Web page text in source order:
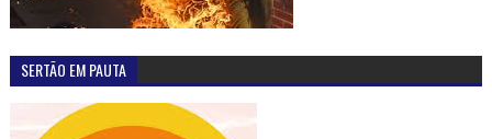
SERTÃO EM PAUTA